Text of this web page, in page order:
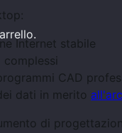
Internet stabile
CAD
dati in merito
di